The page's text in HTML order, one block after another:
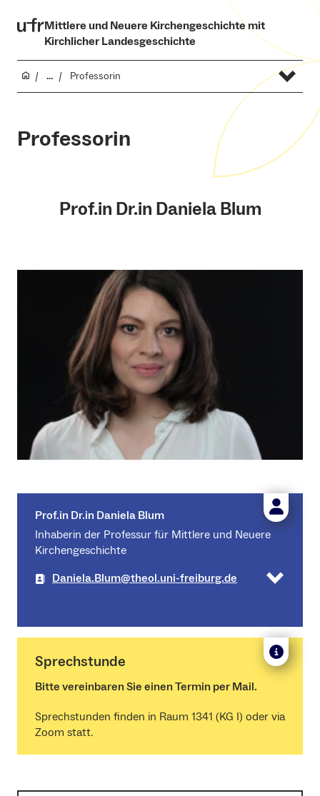
Mittlere und Neuere Kirchengeschichte mit
Kirchlicher Landesgeschichte
... Professorin
Professorin
Prof.in Dr.in Daniela Blum
Prof.in Dr.in Daniela Blum
Inhaberin der Professur für Mittlere und Neuere
Kirchengeschichte
Daniela.Blum@theol.uni-freiburg.de
Sprechstunde
Bitte vereinbaren Sie einen Termin per Mail.
Sprechstunden finden in Raum 1341 (KG I) oder via
Zoom statt.